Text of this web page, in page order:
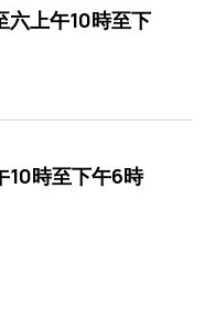
六上午10時至下
10時至下午6時